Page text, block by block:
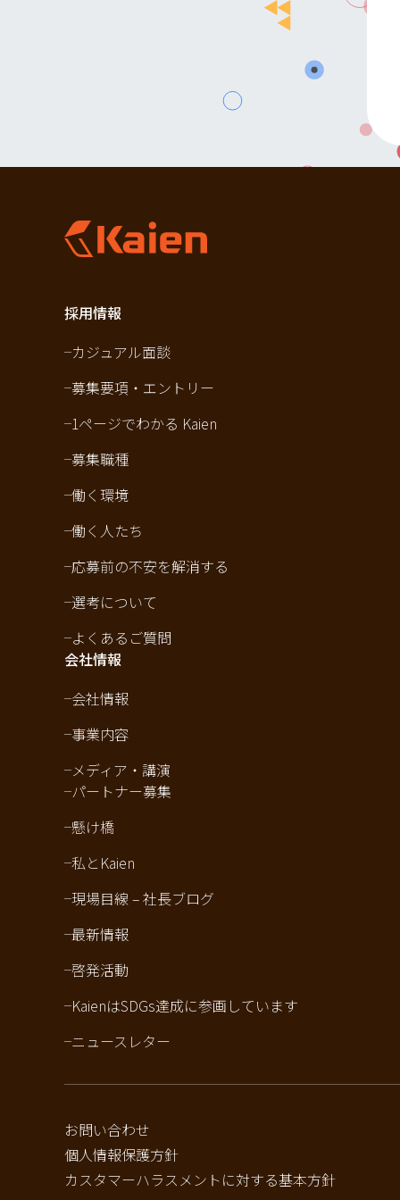
採用情報
カジュアル面談
募集要項・エントリー
1ページでわかる Kaien
募集職種
働く環境
働く人たち
応募前の不安を解消する
選考について
よくあるご質問
会社情報
会社情報
事業内容
メディア・講演
パートナー募集
懸け橋
私とKaien
現場目線 – 社長ブログ
最新情報
啓発活動
KaienはSDGs達成に参画しています
ニュースレター
お問い合わせ
個人情報保護方針
カスタマーハラスメントに対する基本方針